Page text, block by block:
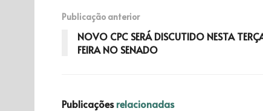
Publicação anterior
NOVO CPC SERÁ DISCUTIDO NESTA
FEIRA NO SENADO
Publicaçõesrelacionadas